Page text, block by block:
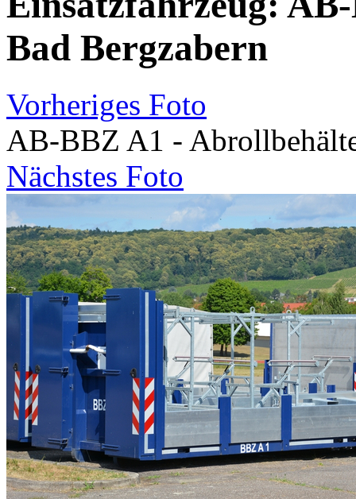
Bad Bergzabern
Vorheriges Foto
AB-BBZ A1 -
Nächstes Foto